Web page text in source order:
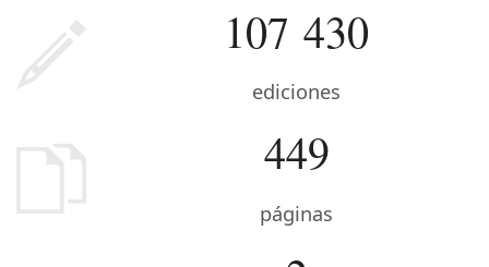
107 430
ediciones
449
páginas